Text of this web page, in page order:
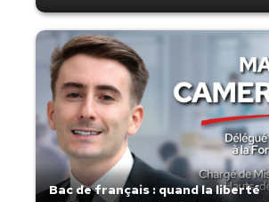
Bac de français : quand la liberté